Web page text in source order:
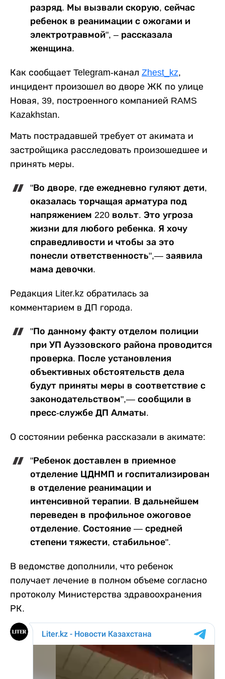
разряд. Мы вызвали скорую, сейчас
ребенок в реанимации с ожогами и
электротравмой", – рассказала
женщина.
Как сообщает Telegram-канал Zhest_kz,
инцидент произошел во дворе ЖК по улице
Новая, 39, построенного компанией RAMS
Kazakhstan.
Мать пострадавшей требует от акимата и
застройщика расследовать произошедшее и
принять меры.
"Во дворе, где ежедневно гуляют дети,
оказалась торчащая арматура под
напряжением 220 вольт. Это угроза
жизни для любого ребенка. Я хочу
справедливости и чтобы за это
понесли ответственность",— заявила
мама девочки.
Редакция Liter.kz обратилась за
комментарием в ДП города.
"По данному факту отделом полиции
при УП Ауэзовского района проводится
проверка. После установления
объективных обстоятельств дела
будут приняты меры в соответствие с
законодательством",— сообщили в
пресс-службе ДП Алматы.
О состоянии ребенка рассказали в акимате:
"Ребенок доставлен в приемное
отделение ЦДНМП и госпитализирован
в отделение реанимации и
интенсивной терапии. В дальнейшем
переведен в профильное ожоговое
отделение. Состояние — средней
степени тяжести, стабильное".
В ведомстве дополнили, что ребенок
получает лечение в полном объеме согласно
протоколу Министерства здравоохранения
РК.